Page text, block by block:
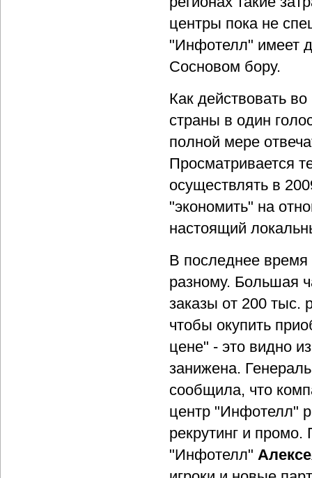
центры пока не
"Инфотелл" имеет
Сосновом бору.
Как действовать
страны в один
полной мере
Просматривается
осуществлять в
"экономить" на
настоящий
В последнее время
разному. Большая
заказы от 200 тыс.
чтобы окупить
цене" - это видно
занижена.
сообщила, что
центр "Инфотелл"
рекрутинг и промо.
"Инфотелл"